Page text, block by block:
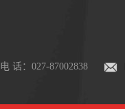
电 话：027-87002838